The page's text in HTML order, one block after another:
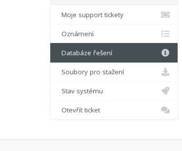
Moje support tickety
Oznámení
Databáze řešení
Soubory pro stažení
Stav systému
Otevřít ticket